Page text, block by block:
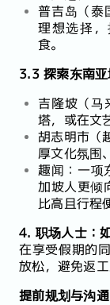
普吉岛（泰
理想选择
食。
3.3 探索东南
吉隆坡（马
塔，或在文
胡志明市（
厚文化氛围
趣闻：一项
加坡人更倾
比高且行程
4. 职场人士：
在享受假期的
放松，避免返工
提前规划与沟通